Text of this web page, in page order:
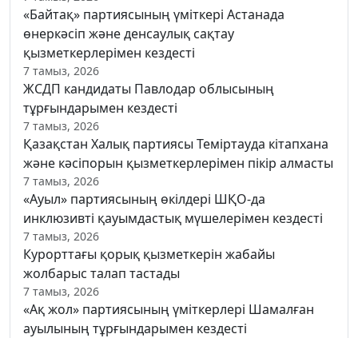
«Байтақ» партиясының үміткері Астанада
өнеркәсіп және денсаулық сақтау
қызметкерлерімен кездесті
7 тамыз, 2026
ЖСДП кандидаты Павлодар облысының
тұрғындарымен кездесті
7 тамыз, 2026
Қазақстан Халық партиясы Теміртауда кітапхана
және кәсіпорын қызметкерлерімен пікір алмасты
7 тамыз, 2026
«Ауыл» партиясының өкілдері ШҚО-да
инклюзивті қауымдастық мүшелерімен кездесті
7 тамыз, 2026
Курорттағы қорық қызметкерін жабайы
жолбарыс талап тастады
7 тамыз, 2026
«Ақ жол» партиясының үміткерлері Шамалған
ауылының тұрғындарымен кездесті